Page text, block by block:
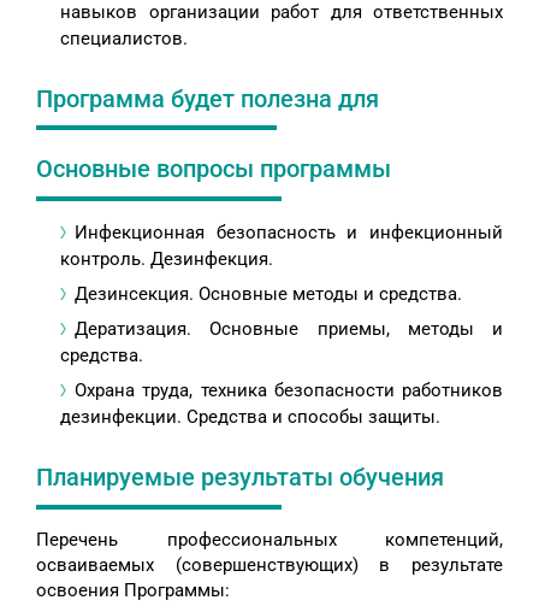
навыков организации работ для ответственных
специалистов.
Программа будет полезна для
Основные вопросы программы
Инфекционная безопасность и инфекционный
контроль. Дезинфекция.
Дезинсекция. Основные методы и средства.
Дератизация. Основные приемы, методы и
средства.
Охрана труда, техника безопасности работников
дезинфекции. Средства и способы защиты.
Планируемые результаты обучения
Перечень профессиональных компетенций,
осваиваемых (совершенствующих) в результате
освоения Программы: